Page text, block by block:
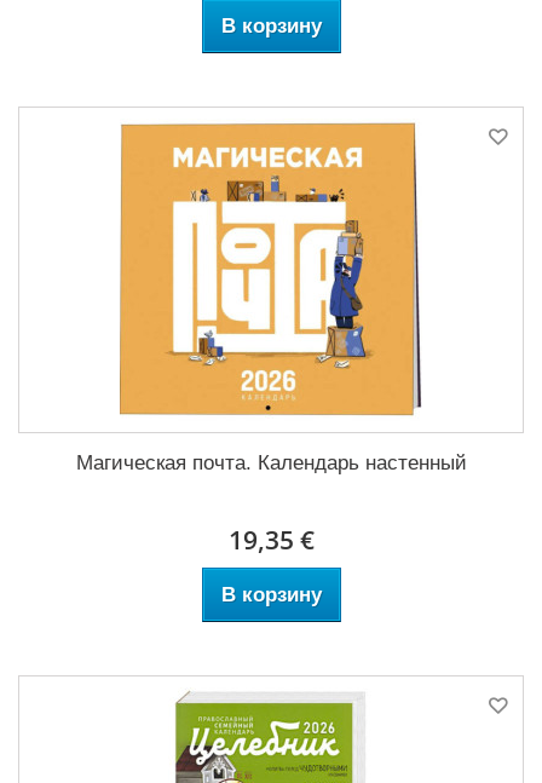
В корзину
Магическая почта. Календарь настенный
19,35 €
В корзину